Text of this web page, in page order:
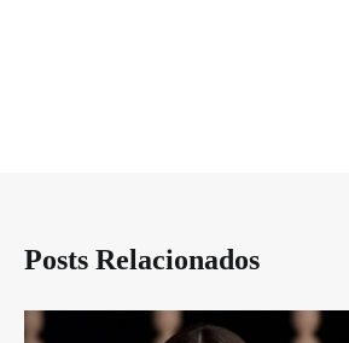
Posts Relacionados